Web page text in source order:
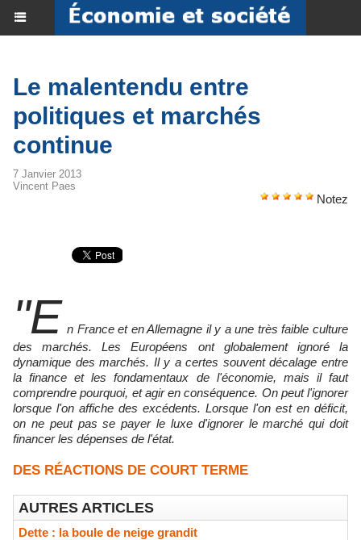
Le malentendu entre
politiques et marchés
continue
7 Janvier 2013
Vincent Paes
Notez
"E n France et en Allemagne il y a une très faible culture
des marchés. Les Européens ont globalement ignoré la
dynamique des marchés. Il y a certes souvent décalage entre
la finance et les fondamentaux de l'économie, mais il faut
comprendre pourquoi, et agir en conséquence. On peut l'ignorer
lorsque l'on affiche des excédents. Lorsque l'on est en déficit,
on ne peut pas se payer le luxe d'ignorer le marché qui doit
financer les dépenses de l'état.
DES RÉACTIONS DE COURT TERME
AUTRES ARTICLES
Dette : la boule de neige grandit